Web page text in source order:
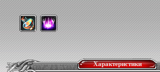
Характеристики